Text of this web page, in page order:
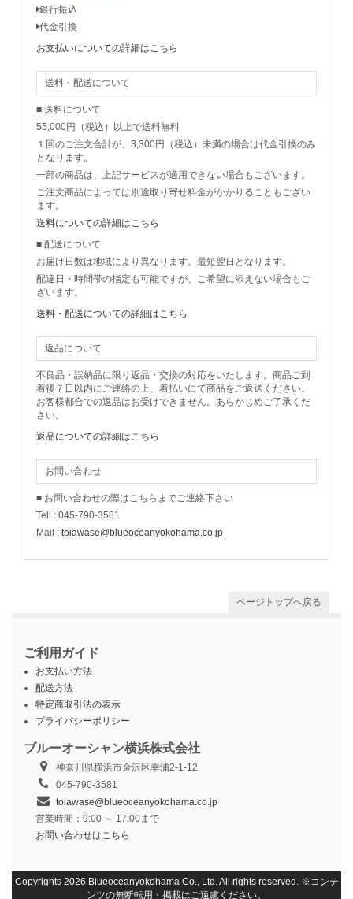
銀行振込
代金引換
お支払いについての詳細はこちら
送料・配送について
■ 送料について
55,000円（税込）以上で送料無料
１回のご注文合計が、3,300円（税込）未満の場合は代金引換のみ
となります。
一部の商品は、上記サービスが適用できない場合もございます。
ご注文商品によっては別途取り寄せ料金がかかりることもござい
ます。
送料についての詳細はこちら
■ 配送について
お届け日数は地域により異なります。最短翌日となります。
配達日・時間帯の指定も可能ですが、ご希望に添えない場合もご
ざいます。
送料・配送についての詳細はこちら
返品について
不良品・誤納品に限り返品・交換の対応をいたします。商品ご到
着後７日以内にご連絡の上、着払いにて商品をご返送ください。
お客様都合での返品はお受けできません。あらかじめご了承くだ
さい。
返品についての詳細はこちら
お問い合わせ
■ お問い合わせの際はこちらまでご連絡下さい
Tell : 045-790-3581
Mail : toiawase@blueoceanyokohama.co.jp
ページトップへ戻る
ご利用ガイド
お支払い方法
配送方法
特定商取引法の表示
プライバシーポリシー
ブルーオーシャン横浜株式会社
神奈川県横浜市金沢区幸浦2-1-12
045-790-3581
toiawase@blueoceanyokohama.co.jp
営業時間：9:00 ～ 17:00まで
お問い合わせはこちら
Copyrights 2026 Blueoceanyokohama Co., Ltd. All rights reserved. ※コンテ
ンツの無断転用・掲載はご遠慮ください。